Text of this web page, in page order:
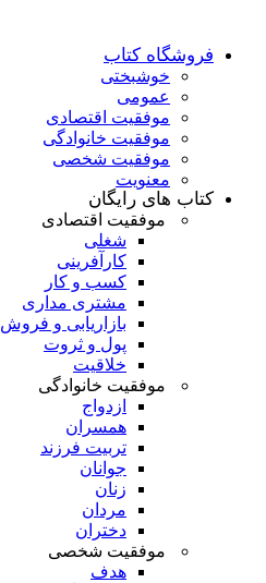
فروشگاه کتاب
خوشبختی
عمومی
موفقیت اقتصادی
موفقیت خانوادگی
موفقیت شخصی
معنویت
کتاب های رایگان
موفقیت اقتصادی
شغلی
کارآفرینی
کسب و کار
مشتری مداری
بازاریابی و فروش
پول و ثروت
خلاقیت
موفقیت خانوادگی
ازدواج
همسران
تربیت فرزند
جوانان
زنان
مردان
دختران
موفقیت شخصی
هدف